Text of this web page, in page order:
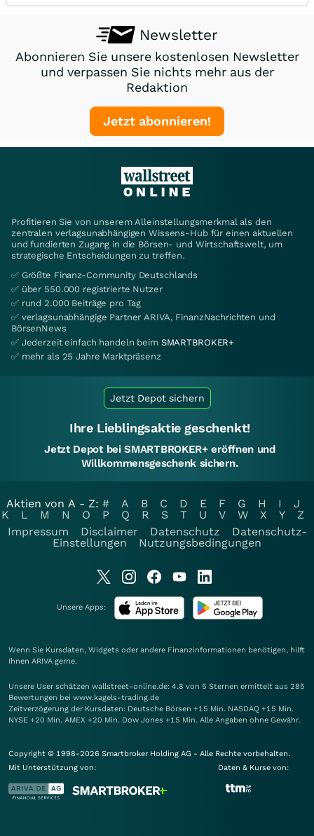
Newsletter
Abonnieren Sie unsere kostenlosen Newsletter
und verpassen Sie nichts mehr aus der
Redaktion
Jetzt abonnieren!
Profitieren Sie von unserem Alleinstellungsmerkmal als den
zentralen verlagsunabhängigen Wissens-Hub für einen aktuellen
und fundierten Zugang in die Börsen- und Wirtschaftswelt, um
strategische Entscheidungen zu treffen.
✅ Größte Finanz-Community Deutschlands
✅ über 550.000 registrierte Nutzer
✅ rund 2.000 Beiträge pro Tag
✅ verlagsunabhängige Partner ARIVA, FinanzNachrichten und
BörsenNews
✅ Jederzeit einfach handeln beim SMARTBROKER+
✅ mehr als 25 Jahre Marktpräsenz
Jetzt Depot sichern
Ihre Lieblingsaktie geschenkt!
Jetzt Depot bei SMARTBROKER+ eröffnen und
Willkommensgeschenk sichern.
Aktien von A - Z: # A B C D E F G H I
J
K
L M N O P Q R S T U V W X Y
Z
Impressum
Disclaimer Datenschutz
Datenschutz-
Einstellungen
Nutzungsbedingungen
Unsere Apps:
Wenn Sie Kursdaten, Widgets oder andere Finanzinformationen benötigen, hilft
Ihnen ARIVA gerne.
Unsere User schätzen wallstreet-online.de: 4.8 von 5 Sternen ermittelt aus 285
Bewertungen bei www.kagels-trading.de
Zeitverzögerung der Kursdaten: Deutsche Börsen +15 Min. NASDAQ +15 Min.
NYSE +20 Min. AMEX +20 Min. Dow Jones +15 Min. Alle Angaben ohne Gewähr.
Copyright © 1998-2026 Smartbroker Holding AG - Alle Rechte vorbehalten.
Mit Unterstützung von:
Daten & Kurse von: